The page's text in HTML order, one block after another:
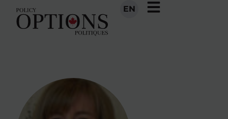
EN